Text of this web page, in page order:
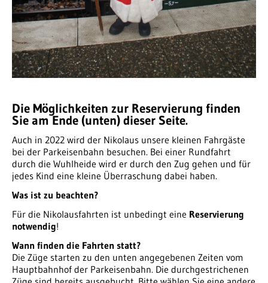
Die Möglichkeiten zur Reservierung finden
Sie am Ende (unten) dieser Seite.
Auch in 2022 wird der Nikolaus unsere kleinen Fahrgäste
bei der Parkeisenbahn besuchen. Bei einer Rundfahrt
durch die Wuhlheide wird er durch den Zug gehen und für
jedes Kind eine kleine Überraschung dabei haben.
Was ist zu beachten?
Für die Nikolausfahrten ist unbedingt eine Reservierung
notwendig!
Wann finden die Fahrten statt?
Die Züge starten zu den unten angegebenen Zeiten vom
Hauptbahnhof der Parkeisenbahn. Die durchgestrichenen